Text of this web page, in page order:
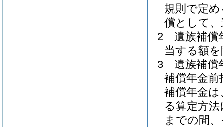
規則で定
償として
2
遺族補償
当する額
3
遺族補償
補償年金
補償年金
る算定方
までの間